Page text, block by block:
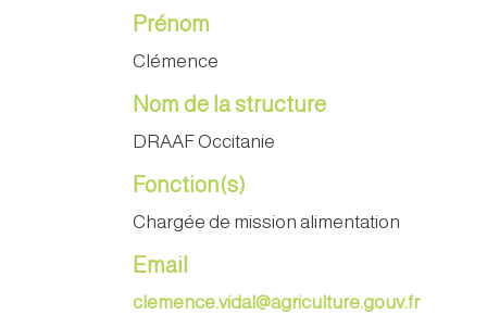
Prénom
Clémence
Nom de la structure
DRAAF Occitanie
Fonction(s)
Chargée de mission alimentation
Email
clemence.vidal@agriculture.gouv.fr